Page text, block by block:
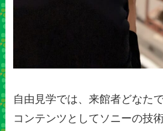
自由見学では、来館者どなた
コンテンツとしてソニーの技